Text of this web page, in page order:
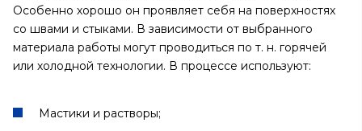
Особенно хорошо он проявляет себя на поверхностях
со швами и стыками. В зависимости от выбранного
материала работы могут проводиться по т. н. горячей
или холодной технологии. В процессе используют:
Мастики и растворы;